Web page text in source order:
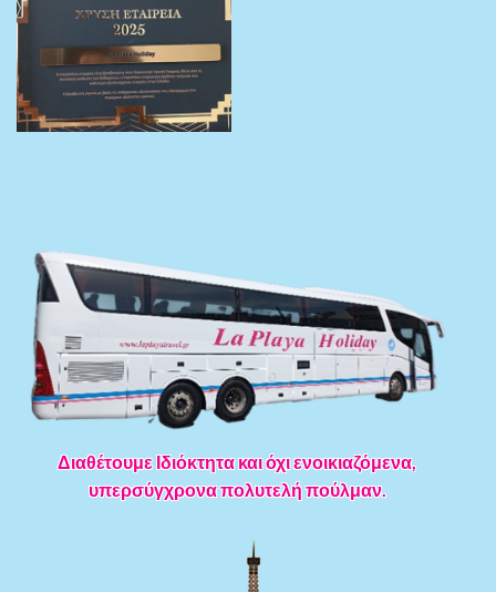
Διαθέτουμε Ιδιόκτητα και όχι ενοικιαζόμενα,
υπερσύγχρονα πολυτελή πούλμαν.